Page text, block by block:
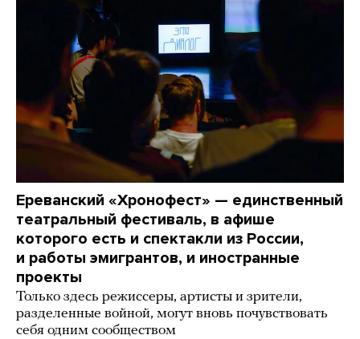
Ереванский «Хронофест» — единственный
театральный фестиваль, в афише
которого есть и спектакли из России,
и работы эмигрантов, и иностранные
проекты
Только здесь режиссеры, артисты и зрители,
разделенные войной, могут вновь почувствовать
себя одним сообществом